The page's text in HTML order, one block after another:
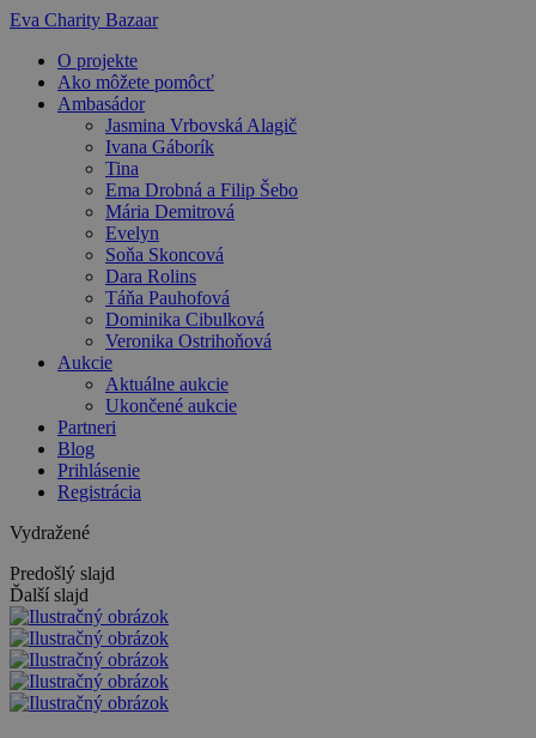
Preskočiť
obsah
Eva Charity Bazaar
O projekte
Ako môžete pomôcť
Ambasádor
Jasmina Vrbovská Alagič
Ivana Gáborík
Tina
Ema Drobná a Filip Šebo
Mária Demitrová
Evelyn
Soňa Skoncová
Dara Rolins
Táňa Pauhofová
Dominika Cibulková
Veronika Ostrihoňová
Aukcie
Aktuálne aukcie
Ukončené aukcie
Partneri
Blog
Prihlásenie
Registrácia
Vydražené
Predošlý slajd
Ďalší slajd